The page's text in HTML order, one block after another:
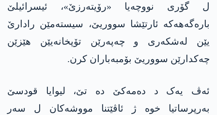
ل گۆری نووچەیا «رۆیته‌رزێ»، ئیسرائیلێ
بارەگەهەکە ئارتێشا سووریێ، سیستەمێن رادارێ
یێن لەشکەری و چەپەرێن تۆپخانەیێن هێزێن
چەکدارێن سووریێ بۆمبەباران کرن.
ئەڤ یەک د دەمەکێ دە تێ، لیوایا قودسێ
بەرپرساتیا خوە ژ ئاڤێتنا مووشەکان ل سەر